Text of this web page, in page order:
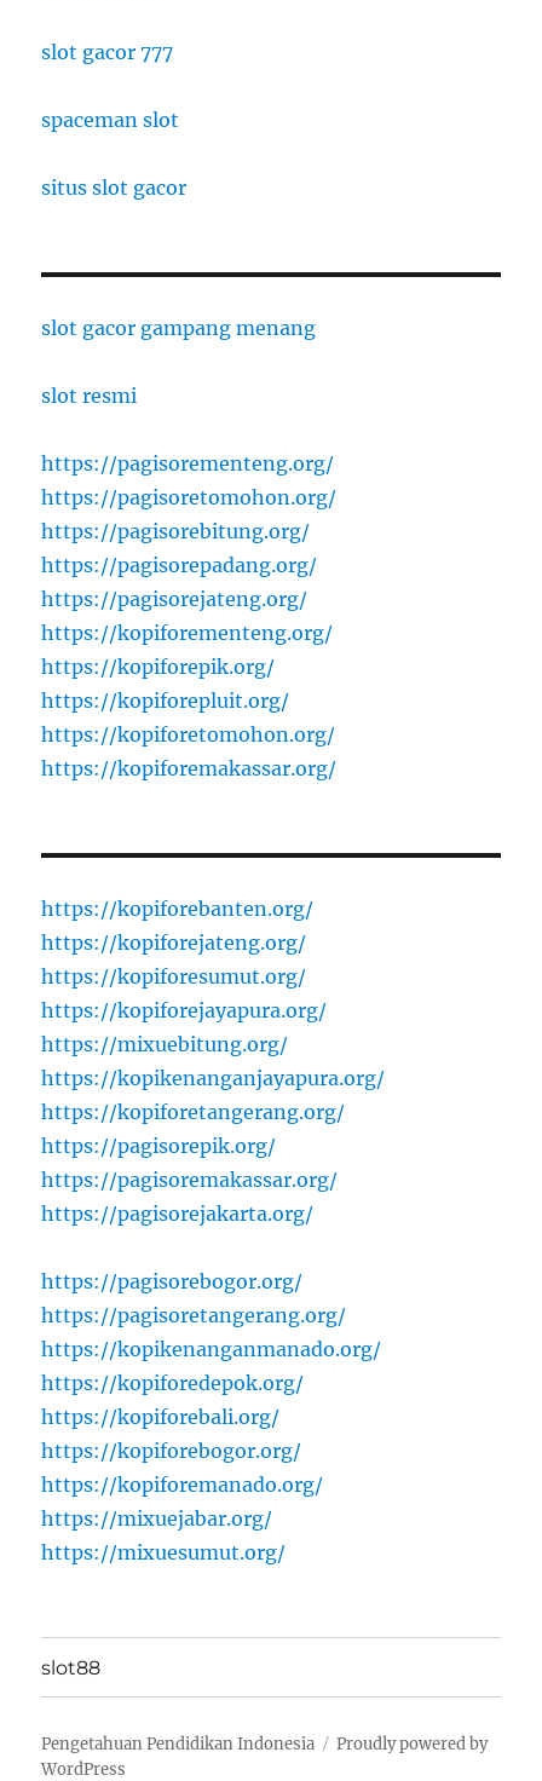
slot gacor 777
spaceman slot
situs slot gacor
slot gacor gampang menang
slot resmi
https://pagisorementeng.org/
https://pagisoretomohon.org/
https://pagisorebitung.org/
https://pagisorepadang.org/
https://pagisorejateng.org/
https://kopiforementeng.org/
https://kopiforepik.org/
https://kopiforepluit.org/
https://kopiforetomohon.org/
https://kopiforemakassar.org/
https://kopiforebanten.org/
https://kopiforejateng.org/
https://kopiforesumut.org/
https://kopiforejayapura.org/
https://mixuebitung.org/
https://kopikenanganjayapura.org/
https://kopiforetangerang.org/
https://pagisorepik.org/
https://pagisoremakassar.org/
https://pagisorejakarta.org/
https://pagisorebogor.org/
https://pagisoretangerang.org/
https://kopikenanganmanado.org/
https://kopiforedepok.org/
https://kopiforebali.org/
https://kopiforebogor.org/
https://kopiforemanado.org/
https://mixuejabar.org/
https://mixuesumut.org/
slot88
Pengetahuan Pendidikan Indonesia
Proudly powered by
WordPress